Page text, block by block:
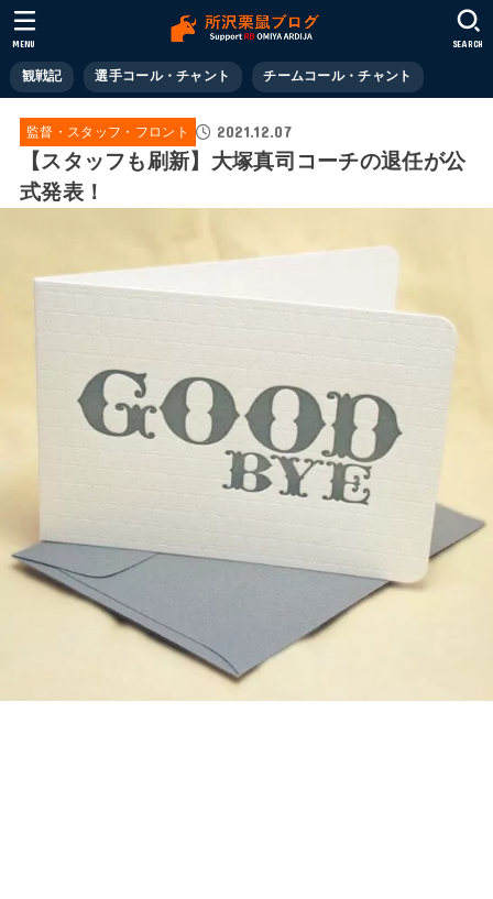
観戦記 選手コール・チャント チームコール・チャント
SEARCH
MENU
監督・スタッフ・フロント 2021.12.07
【スタッフも刷新】大塚真司コーチの退任が公
式発表！